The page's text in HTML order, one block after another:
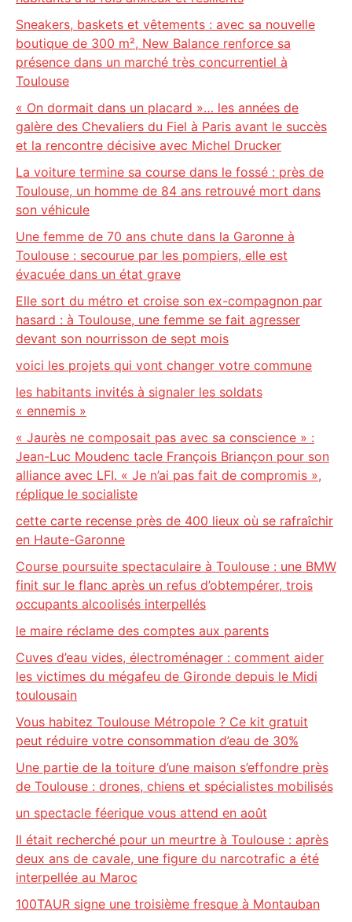
Sneakers, baskets et vêtements : avec sa nouvelle
boutique de 300 m², New Balance renforce sa
présence dans un marché très concurrentiel à
Toulouse
« On dormait dans un placard »… les années de
galère des Chevaliers du Fiel à Paris avant le succès
et la rencontre décisive avec Michel Drucker
La voiture termine sa course dans le fossé : près de
Toulouse, un homme de 84 ans retrouvé mort dans
son véhicule
Une femme de 70 ans chute dans la Garonne à
Toulouse : secourue par les pompiers, elle est
évacuée dans un état grave
Elle sort du métro et croise son ex-compagnon par
hasard : à Toulouse, une femme se fait agresser
devant son nourrisson de sept mois
voici les projets qui vont changer votre commune
les habitants invités à signaler les soldats
« ennemis »
« Jaurès ne composait pas avec sa conscience » :
Jean-Luc Moudenc tacle François Briançon pour son
alliance avec LFI. « Je n’ai pas fait de compromis »,
réplique le socialiste
cette carte recense près de 400 lieux où se rafraîchir
en Haute-Garonne
Course poursuite spectaculaire à Toulouse : une BMW
finit sur le flanc après un refus d’obtempérer, trois
occupants alcoolisés interpellés
le maire réclame des comptes aux parents
Cuves d’eau vides, électroménager : comment aider
les victimes du mégafeu de Gironde depuis le Midi
toulousain
Vous habitez Toulouse Métropole ? Ce kit gratuit
peut réduire votre consommation d’eau de 30%
Une partie de la toiture d’une maison s’effondre près
de Toulouse : drones, chiens et spécialistes mobilisés
un spectacle féerique vous attend en août
Il était recherché pour un meurtre à Toulouse : après
deux ans de cavale, une figure du narcotrafic a été
interpellée au Maroc
100TAUR signe une troisième fresque à Montauban